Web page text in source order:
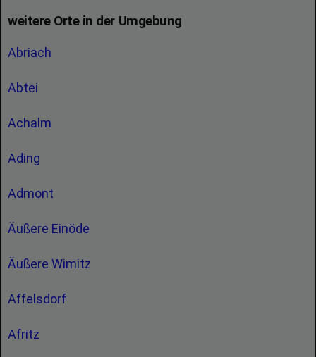
weitere Orte in der Umgebung
Abriach
Abtei
Achalm
Ading
Admont
Äußere Einöde
Äußere Wimitz
Affelsdorf
Afritz